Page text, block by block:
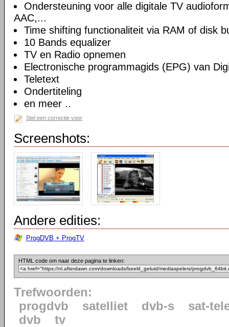
Ondersteuning voor alle digitale TV
AAC,...
Time shifting functionaliteit via RAM of disk
10 Bands equalizer
TV en Radio opnemen
Electronische programmagids (EPG) van
Teletext
Ondertiteling
en meer ..
Stel een correctie voor
Screenshots:
Andere edities:
ProgDVB + ProgTV
HTML code om naar deze pagina te linken:
Trefwoorden:
progdvb
satelliet dvb-s
sat-
dvb
tv